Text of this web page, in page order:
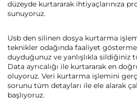
düzeyde kurtararak ihtiyaçlarınıza
sunuyoruz.
Usb den silinen dosya kurtarma
teknikler odağında faaliyet
duyduğunuz ve yanlışlıkla sildiğiniz
Data ayrıcalığı ile kurtararak en
oluyoruz. Veri kurtarma işlemini
sorunu tüm detayları ile ele alarak
başlıyoruz.